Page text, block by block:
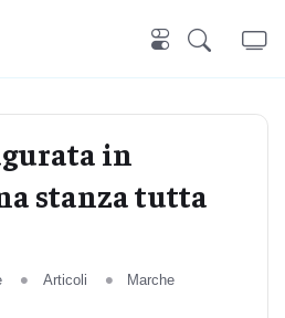
in
stanza tutta
Articoli
Marche